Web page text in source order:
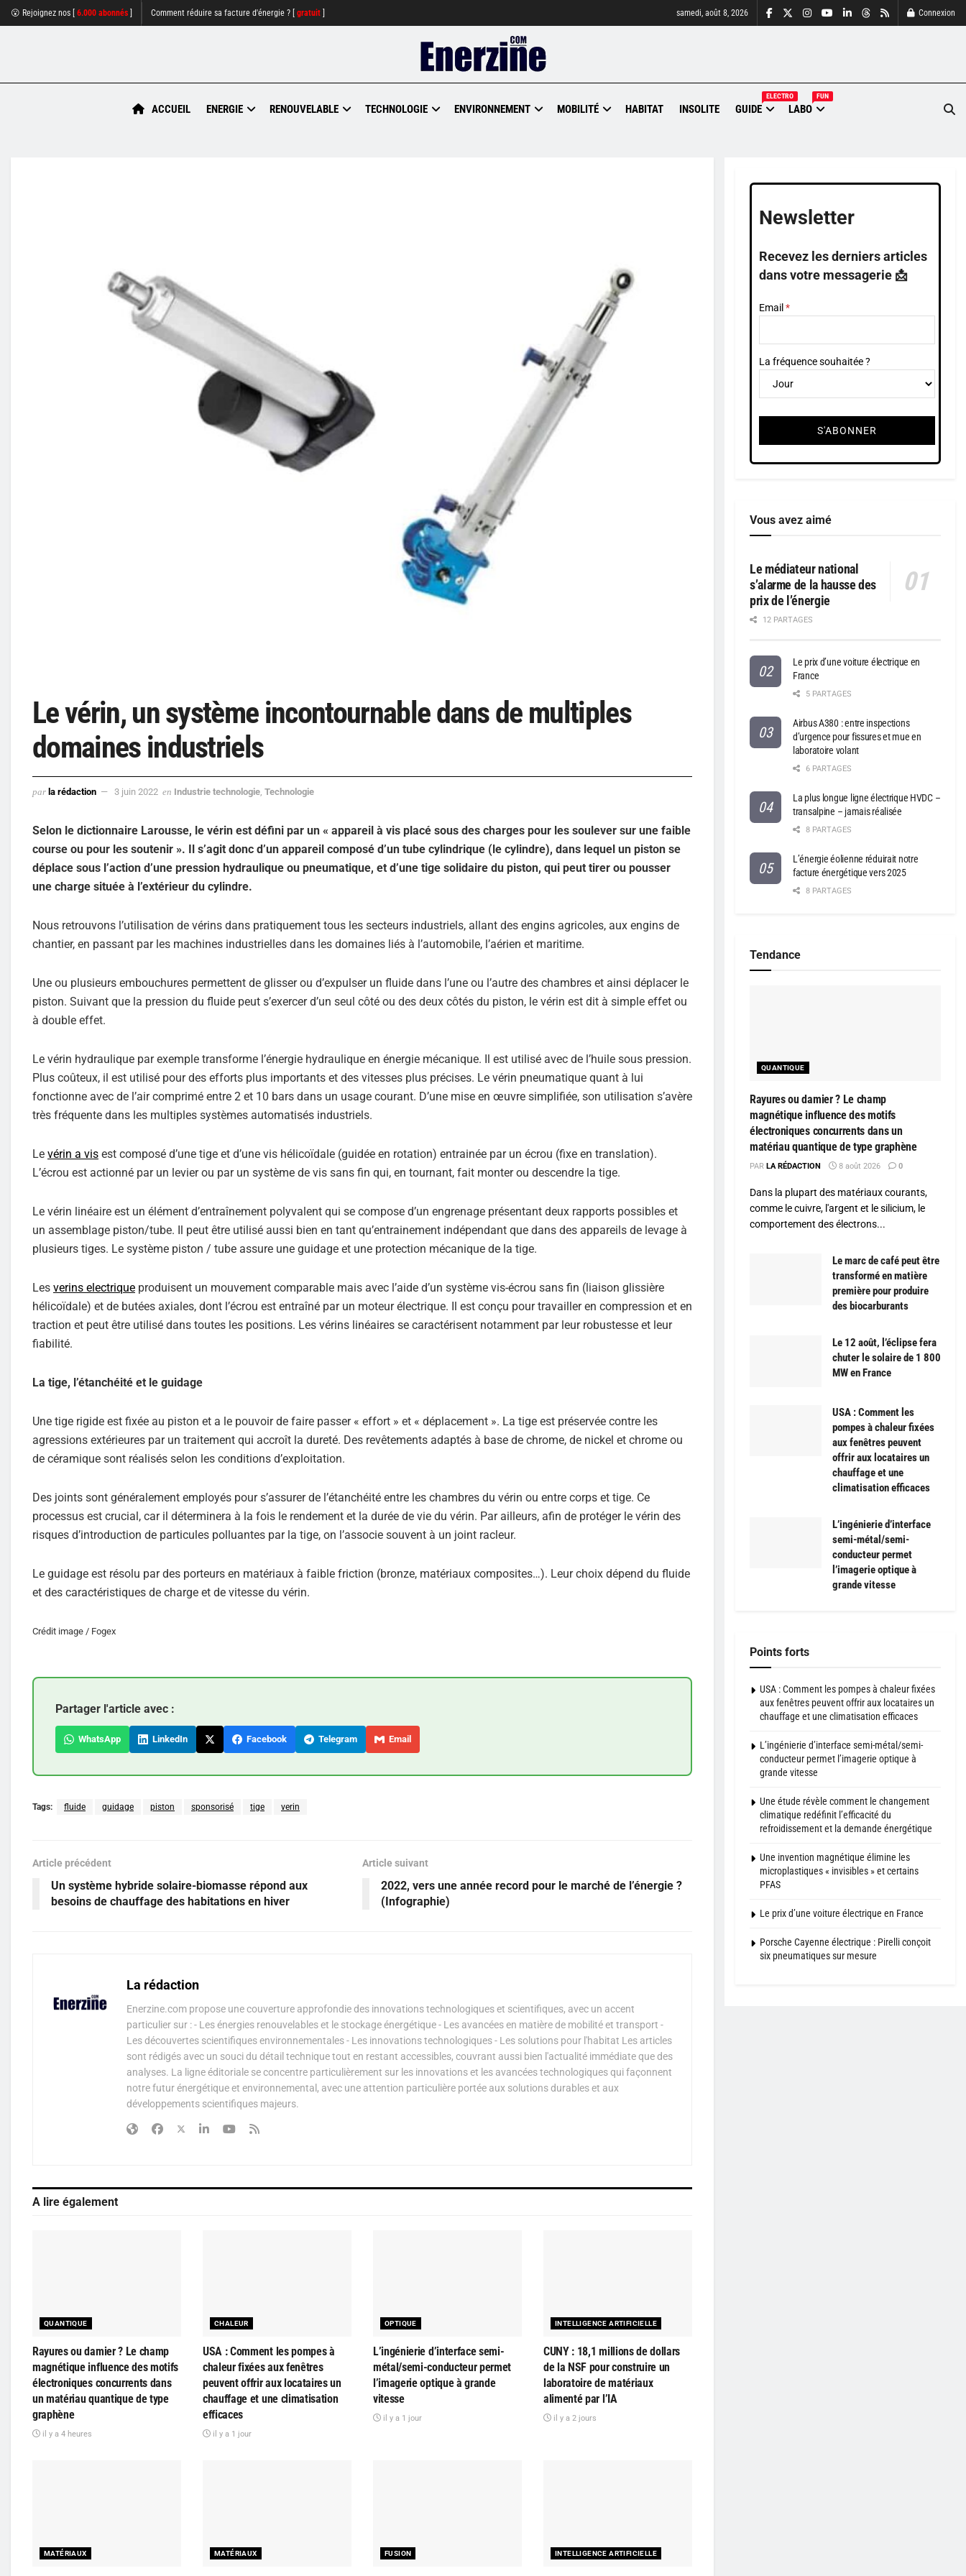
😮 Rejoignez nos [ 6.000 abonnés Comment réduire sa facture d'énergie ? [ gratuit samedi, août 8, 2026 Connexion
ACCUEIL ENERGIE RENOUVELABLE TECHNOLOGIE ENVIRONNEMENT MOBILITÉ HABITAT INSOLITE GUIDE
ELECTRO
LABO
FUN
Le vérin, un système incontournable dans de multiples
domaines industriels
par la rédaction 3 juin 2022 en Industrie technologie, Technologie
Selon le dictionnaire Larousse, le vérin est défini par un « appareil à vis placé sous des charges pour les soulever sur une faible
course ou pour les soutenir ». Il s’agit donc d’un appareil composé d’un tube cylindrique (le cylindre), dans lequel un piston se
déplace sous l’action d’une pression hydraulique ou pneumatique, et d’une tige solidaire du piston, qui peut tirer ou pousser
une charge située à l’extérieur du cylindre.
Nous retrouvons l’utilisation de vérins dans pratiquement tous les secteurs industriels, allant des engins agricoles, aux engins de
chantier, en passant par les machines industrielles dans les domaines liés à l’automobile, l’aérien et maritime.
Une ou plusieurs embouchures permettent de glisser ou d’expulser un fluide dans l’une ou l’autre des chambres et ainsi déplacer le
piston. Suivant que la pression du fluide peut s’exercer d’un seul côté ou des deux côtés du piston, le vérin est dit à simple effet ou
à double effet.
Le vérin hydraulique par exemple transforme l’énergie hydraulique en énergie mécanique. Il est utilisé avec de l’huile sous pression.
Plus coûteux, il est utilisé pour des efforts plus importants et des vitesses plus précises. Le vérin pneumatique quant à lui
fonctionne avec de l’air comprimé entre 2 et 10 bars dans un usage courant. D’une mise en œuvre simplifiée, son utilisation s’avère
très fréquente dans les multiples systèmes automatisés industriels.
Le vérin a vis est composé d’une tige et d’une vis hélicoïdale (guidée en rotation) entrainée par un écrou (fixe en translation).
L’écrou est actionné par un levier ou par un système de vis sans fin qui, en tournant, fait monter ou descendre la tige.
Le vérin linéaire est un élément d’entraînement polyvalent qui se compose d’un engrenage présentant deux rapports possibles et
un assemblage piston/tube. Il peut être utilisé aussi bien en tant qu’entrainement indépendant que dans des appareils de levage à
plusieurs tiges. Le système piston / tube assure une guidage et une protection mécanique de la tige.
Les verins electrique produisent un mouvement comparable mais avec l’aide d’un système vis-écrou sans fin (liaison glissière
hélicoïdale) et de butées axiales, dont l’écrou est entraîné par un moteur électrique. Il est conçu pour travailler en compression et en
traction et peut être utilisé dans toutes les positions. Les vérins linéaires se caractérisent notamment par leur robustesse et leur
fiabilité.
La tige, l’étanchéité et le guidage
Une tige rigide est fixée au piston et a le pouvoir de faire passer « effort » et « déplacement ». La tige est préservée contre les
agressions extérieures par un traitement qui accroît la dureté. Des revêtements adaptés à base de chrome, de nickel et chrome ou
de céramique sont réalisés selon les conditions d’exploitation.
Des joints sont généralement employés pour s’assurer de l’étanchéité entre les chambres du vérin ou entre corps et tige. Ce
processus est crucial, car il déterminera à la fois le rendement et la durée de vie du vérin. Par ailleurs, afin de protéger le vérin des
risques d’introduction de particules polluantes par la tige, on l’associe souvent à un joint racleur.
Le guidage est résolu par des porteurs en matériaux à faible friction (bronze, matériaux composites…). Leur choix dépend du fluide
et des caractéristiques de charge et de vitesse du vérin.
Crédit image / Fogex
Partager l'article avec :
WhatsApp LinkedIn Facebook Telegram Email
Tags: fluide guidage piston sponsorisé tige verin
Article précédent
Un système hybride solaire-biomasse répond aux
besoins de chauffage des habitations en hiver
Article suivant
2022, vers une année record pour le marché de l’énergie ?
(Infographie)
La rédaction
Enerzine.com propose une couverture approfondie des innovations technologiques et scientifiques, avec un accent
particulier sur : - Les énergies renouvelables et le stockage énergétique - Les avancées en matière de mobilité et transport -
Les découvertes scientifiques environnementales - Les innovations technologiques - Les solutions pour l'habitat Les articles
sont rédigés avec un souci du détail technique tout en restant accessibles, couvrant aussi bien l'actualité immédiate que des
analyses. La ligne éditoriale se concentre particulièrement sur les innovations et les avancées technologiques qui façonnent
notre futur énergétique et environnemental, avec une attention particulière portée aux solutions durables et aux
développements scientifiques majeurs.
A lire également
QUANTIQUE
Rayures ou damier ? Le champ
magnétique influence des motifs
électroniques concurrents dans
un matériau quantique de type
graphène
il y a 4 heures
CHALEUR
USA : Comment les pompes à
chaleur fixées aux fenêtres
peuvent offrir aux locataires un
chauffage et une climatisation
efficaces
il y a 1 jour
OPTIQUE
L’ingénierie d’interface semi-
métal/semi-conducteur permet
l’imagerie optique à grande
vitesse
il y a 1 jour
INTELLIGENCE ARTIFICIELLE
CUNY : 18,1 millions de dollars
de la NSF pour construire un
laboratoire de matériaux
alimenté par l’IA
il y a 2 jours
MATÉRIAUX MATÉRIAUX FUSION INTELLIGENCE ARTIFICIELLE
Newsletter
Recevez les derniers articles
dans votre messagerie 📩
Email
La fréquence souhaitée ?
Vous avez aimé
Le médiateur national
s’alarme de la hausse des
prix de l’énergie
12 PARTAGES
Le prix d’une voiture électrique en
France
5 PARTAGES
Airbus A380 : entre inspections
d’urgence pour fissures et mue en
laboratoire volant
6 PARTAGES
La plus longue ligne électrique HVDC –
transalpine – jamais réalisée
8 PARTAGES
L’énergie éolienne réduirait notre
facture énergétique vers 2025
8 PARTAGES
Tendance
QUANTIQUE
Rayures ou damier ? Le champ
magnétique influence des motifs
électroniques concurrents dans un
matériau quantique de type graphène
PAR LA RÉDACTION 8 août 2026 0
Dans la plupart des matériaux courants,
comme le cuivre, l'argent et le silicium, le
comportement des électrons...
Le marc de café peut être
transformé en matière
première pour produire
des biocarburants
Le 12 août, l’éclipse fera
chuter le solaire de 1 800
MW en France
USA : Comment les
pompes à chaleur fixées
aux fenêtres peuvent
offrir aux locataires un
chauffage et une
climatisation efficaces
L’ingénierie d’interface
semi-métal/semi-
conducteur permet
l’imagerie optique à
grande vitesse
Points forts
USA : Comment les pompes à chaleur fixées
aux fenêtres peuvent offrir aux locataires un
chauffage et une climatisation efficaces
L’ingénierie d’interface semi-métal/semi-
conducteur permet l’imagerie optique à
grande vitesse
Une étude révèle comment le changement
climatique redéfinit l’efficacité du
refroidissement et la demande énergétique
Une invention magnétique élimine les
microplastiques « invisibles » et certains
PFAS
Le prix d’une voiture électrique en France
Porsche Cayenne électrique : Pirelli conçoit
six pneumatiques sur mesure